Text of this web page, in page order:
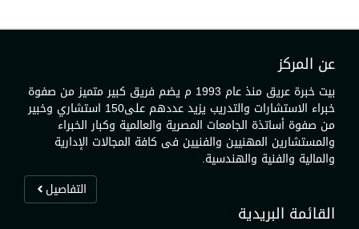
عن المركز
بيت خبرة عريق منذ عام 1993 م يضم فريق كبير متميز من صفوة
خبراء الاستشارات والتدريب يزيد عددهم على150 استشاري وخبير
من صفوة أساتذة الجامعات المصرية والعالمية وكبار الخبراء
والمستشارين المهنيين والفنيين فى كافة المجالات الإدارية
والمالية والفنية والهندسية.
التفاصيل
القائمة البريدية